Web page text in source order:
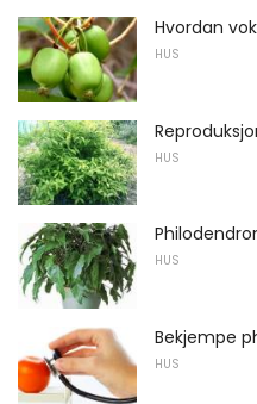
Hvordan
HUS
HUS
HUS
Bekjempe
HUS